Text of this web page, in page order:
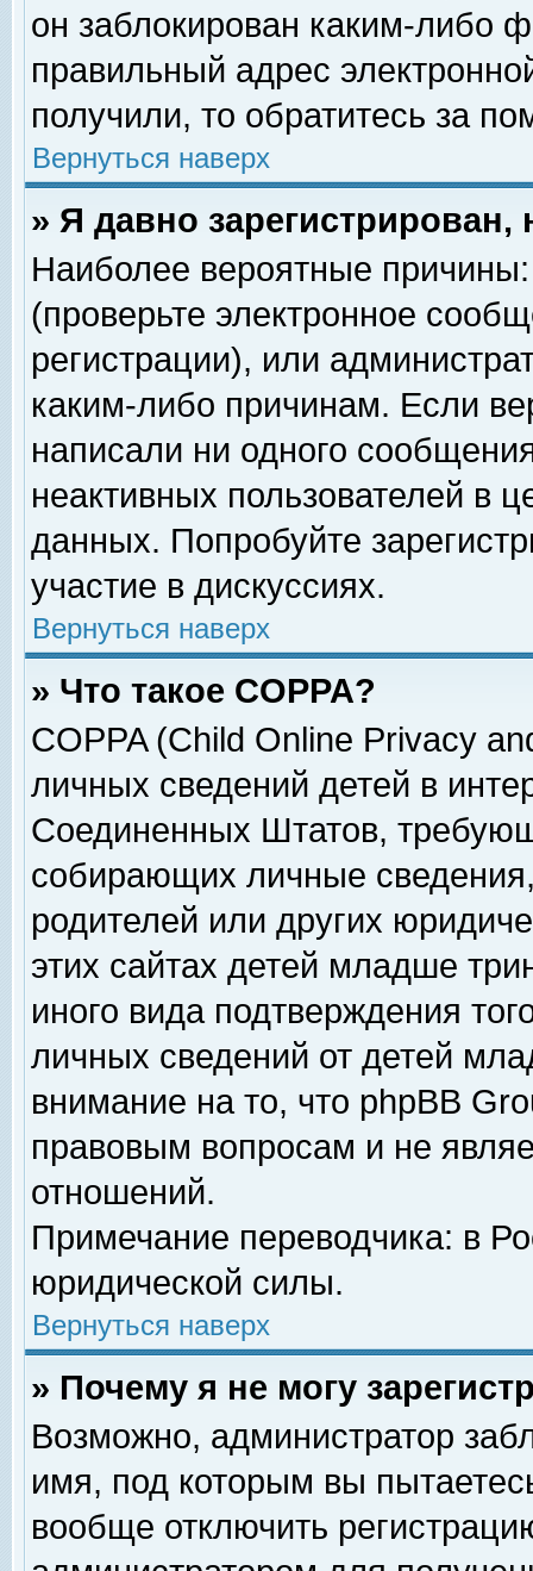
он заблокирован каким-либо
правильный адрес
получили, то обратитесь за
Вернуться наверх
» Я давно
Наиболее вероятные
(проверьте электронное
регистрации), или
каким-либо причинам. Если
написали ни одного
неактивных пользователей в
данных. Попробуйте
участие в дискуссиях.
Вернуться наверх
» Что такое COPPA?
COPPA (Child Online Privacy
личных сведений детей в
Соединенных Штатов,
собирающих личные
родителей или других
этих сайтах детей младше
иного вида подтверждения
личных сведений от детей
внимание на то, что phpBB
правовым вопросам и не
отношений.
Примечание переводчика: в
юридической силы.
Вернуться наверх
» Почему я не могу
Возможно, администратор
имя, под которым вы
вообще отключить